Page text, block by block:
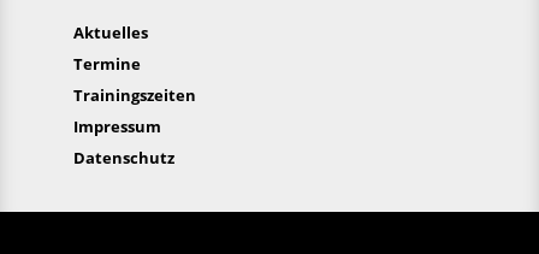
Aktuelles
Termine
Trainingszeiten
Impressum
Datenschutz